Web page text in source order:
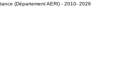
(Département AERI) - 2010- 2026